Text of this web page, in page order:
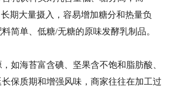
期大量摄入，容易增加糖分和热量负
简单、低糖/无糖的原味发酵乳制品。
海苔富含碘、坚果含不饱和脂肪酸、
保质期和增强风味，商家往往在加工过